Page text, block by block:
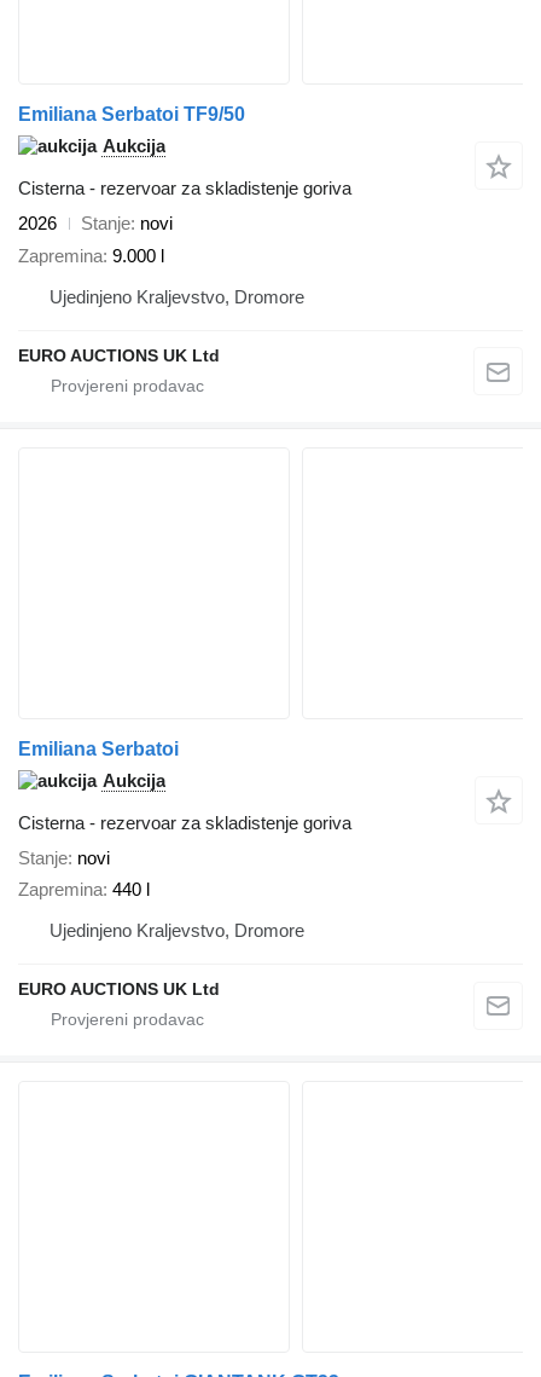
Emiliana Serbatoi TF9/50
Aukcija
Cisterna - rezervoar za skladistenje goriva
2026
Stanje novi
Zapremina 9.000 l
Ujedinjeno Kraljevstvo, Dromore
EURO AUCTIONS UK Ltd
Emiliana Serbatoi
Aukcija
Cisterna - rezervoar za skladistenje goriva
Stanje novi
Zapremina 440 l
Ujedinjeno Kraljevstvo, Dromore
EURO AUCTIONS UK Ltd